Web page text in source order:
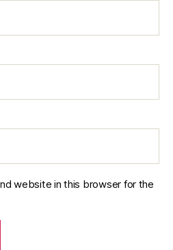
website in this browser for the